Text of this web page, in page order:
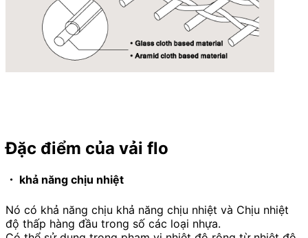
Đặc điểm của vải flo
・ khả năng chịu nhiệt
Nó có khả năng chịu khả năng chịu nhiệt và Chịu nhiệt
độ thấp hàng đầu trong số các loại nhựa.